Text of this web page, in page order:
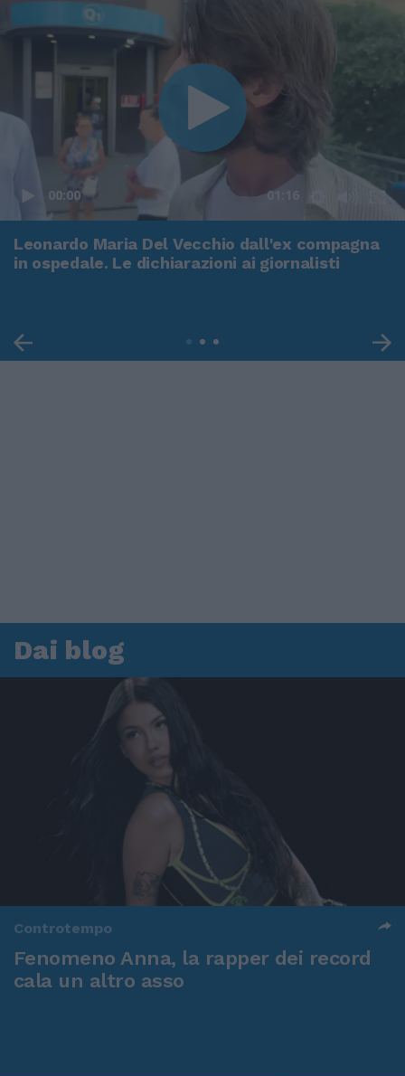
00:00 01:16
Leonardo Maria Del Vecchio dall'ex compagna
in ospedale. Le dichiarazioni ai giornalisti
Dai blog
Controtempo
Fenomeno Anna, la rapper dei record
cala un altro asso